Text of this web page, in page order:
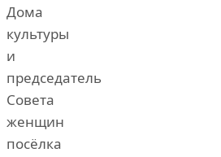
Дома
культуры
и
председатель
Совета
женщин
посёлка